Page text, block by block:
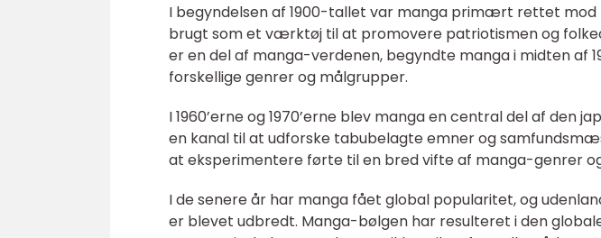
I begyndelsen af 1900-tallet var manga primært rettet mod
brugt som et værktøj til at promovere patriotismen og
er en del af manga-verdenen, begyndte manga i midten af
forskellige genrer og målgrupper.
I 1960’erne og 1970’erne blev manga en central del af den
en kanal til at udforske tabubelagte emner og
at eksperimentere førte til en bred vifte af manga-genrer
I de senere år har manga fået global popularitet, og
er blevet udbredt. Manga-bølgen har resulteret i den